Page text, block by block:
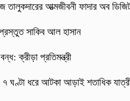
তালুকদারের আত্মজীবনী ফাদার অব
প্রস্তুত সাকিব আল হাসান
ক্রীড়া প্রতিমন্ত্রী
৭ ঘণ্টা ধরে আটকা আড়াই শতাধিক